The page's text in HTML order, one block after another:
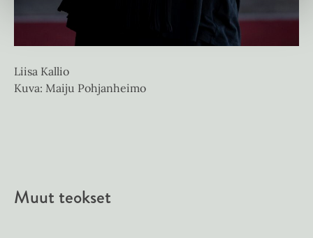
Liisa Kallio
Kuva: Maiju Pohjanheimo
Muut teokset